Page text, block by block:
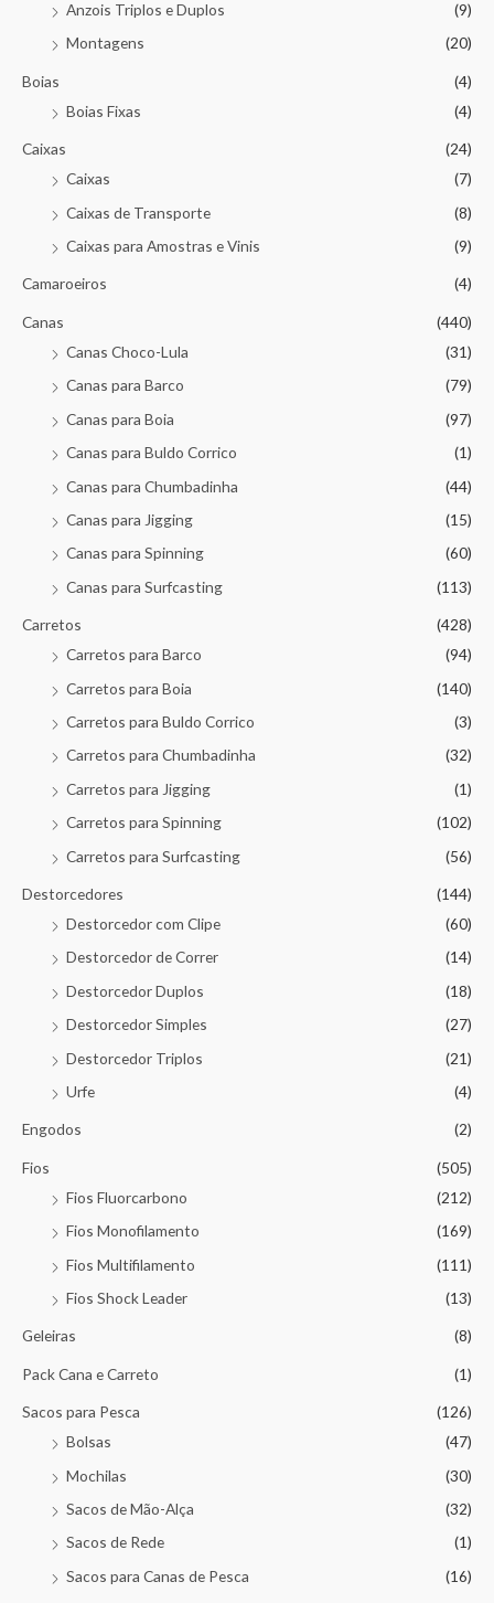
Anzois Triplos e Duplos
(9)
Montagens
(20)
Boias
(4)
Boias Fixas
(4)
Caixas
(24)
Caixas
(7)
Caixas de Transporte
(8)
Caixas para Amostras e Vinis
(9)
Camaroeiros (4)
Canas
(440)
Canas Choco-Lula
(31)
Canas para Barco
(79)
Canas para Boia
(97)
Canas para Buldo Corrico
(1)
Canas para Chumbadinha
(44)
Canas para Jigging
(15)
Canas para Spinning
(60)
Canas para Surfcasting
(113)
Carretos
(428)
Carretos para Barco
(94)
Carretos para Boia
(140)
Carretos para Buldo Corrico
(3)
Carretos para Chumbadinha
(32)
Carretos para Jigging
(1)
Carretos para Spinning
(102)
Carretos para Surfcasting
(56)
Destorcedores
(144)
Destorcedor com Clipe
(60)
Destorcedor de Correr
(14)
Destorcedor Duplos
(18)
Destorcedor Simples
(27)
Destorcedor Triplos
(21)
Urfe
(4)
Engodos (2)
Fios
(505)
Fios Fluorcarbono
(212)
Fios Monofilamento
(169)
Fios Multifilamento
(111)
Fios Shock Leader
(13)
Geleiras (8)
Pack Cana e Carreto (1)
Sacos para Pesca
(126)
Bolsas
(47)
Mochilas
(30)
Sacos de Mão-Alça
(32)
Sacos de Rede
(1)
Sacos para Canas de Pesca
(16)